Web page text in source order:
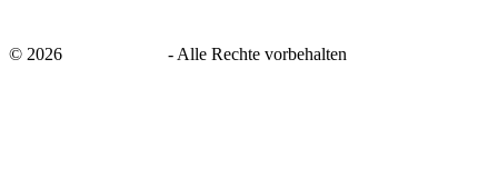
© 2026 - Alle Rechte vorbehalten